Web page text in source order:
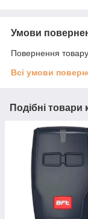
Умови
Повернення
Всі умови
Подібні товари